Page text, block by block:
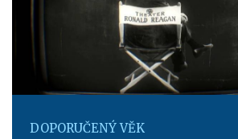
DOPORUČENÝ VĚK